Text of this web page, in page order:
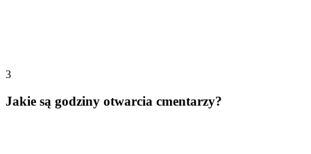
3
Jakie są godziny otwarcia cmentarzy?